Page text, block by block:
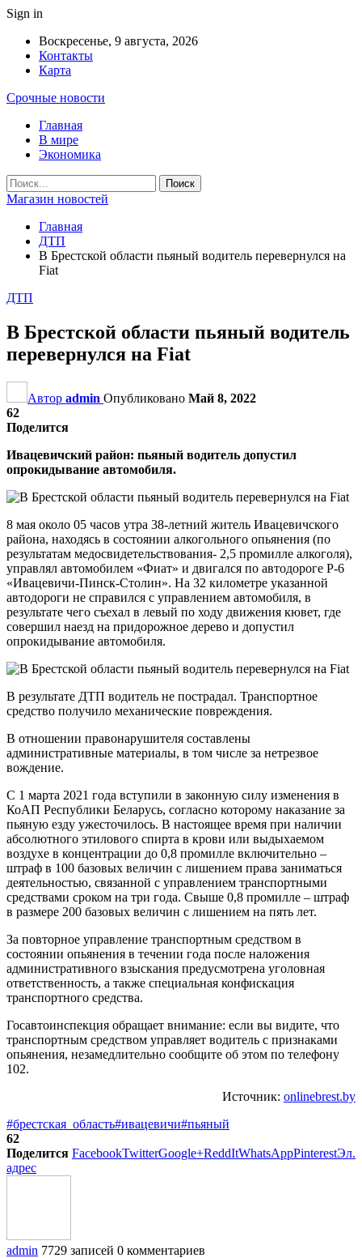
Sign in
Воскресенье, 9 августа, 2026
Контакты
Карта
Срочные новости
Главная
В мире
Экономика
Магазин новостей
Главная
ДТП
В Брестской области пьяный водитель перевернулся на
Fiat
ДТП
В Брестской области пьяный водитель
перевернулся на Fiat
Автор admin Опубликовано Май 8, 2022
62
Поделится
Ивацевичский район: пьяный водитель допустил
опрокидывание автомобиля.
8 мая около 05 часов утра 38-летний житель Ивацевичского
района, находясь в состоянии алкогольного опьянения (по
результатам медосвидетельствования- 2,5 промилле алкоголя),
управлял автомобилем «Фиат» и двигался по автодороге Р-6
«Ивацевичи-Пинск-Столин». На 32 километре указанной
автодороги не справился с управлением автомобиля, в
результате чего съехал в левый по ходу движения кювет, где
совершил наезд на придорожное дерево и допустил
опрокидывание автомобиля.
В результате ДТП водитель не пострадал. Транспортное
средство получило механические повреждения.
В отношении правонарушителя составлены
административные материалы, в том числе за нетрезвое
вождение.
С 1 марта 2021 года вступили в законную силу изменения в
КоАП Республики Беларусь, согласно которому наказание за
пьяную езду ужесточилось. В настоящее время при наличии
абсолютного этилового спирта в крови или выдыхаемом
воздухе в концентрации до 0,8 промилле включительно –
штраф в 100 базовых величин с лишением права заниматься
деятельностью, связанной с управлением транспортными
средствами сроком на три года. Свыше 0,8 промилле – штраф
в размере 200 базовых величин с лишением на пять лет.
За повторное управление транспортным средством в
состоянии опьянения в течении года после наложения
административного взыскания предусмотрена уголовная
ответственность, а также специальная конфискация
транспортного средства.
Госавтоинспекция обращает внимание: если вы видите, что
транспортным средством управляет водитель с признаками
опьянения, незамедлительно сообщите об этом по телефону
102.
Источник: onlinebrest.by
#брестская_область#ивацевичи#пьяный
62
Поделится FacebookTwitterGoogle+ReddItWhatsAppPinterestЭл.
адрес
admin 7729 записей 0 комментариев